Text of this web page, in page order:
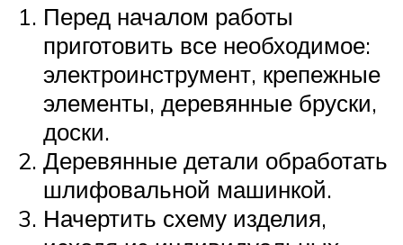
Перед началом работы
приготовить все необходимое:
электроинструмент, крепежные
элементы, деревянные бруски,
доски.
Деревянные детали обработать
шлифовальной машинкой.
Начертить схему изделия,